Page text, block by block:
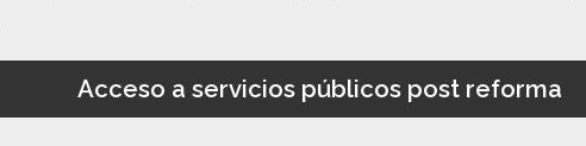
Acceso a servicios públicos post reforma